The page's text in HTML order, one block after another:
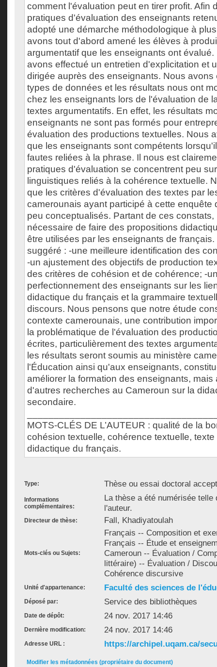
comment l'évaluation peut en tirer profit. Afin
pratiques d'évaluation des enseignants
adopté une démarche méthodologique à
avons tout d'abord amené les élèves à
argumentatif que les enseignants ont
avons effectué un entretien d'explicitation et
dirigée auprès des enseignants. Nous avons
types de données et les résultats nous ont
chez les enseignants lors de l'évaluation de
textes argumentatifs. En effet, les résultats
enseignants ne sont pas formés pour
évaluation des productions textuelles. Nous
que les enseignants sont compétents
fautes reliées à la phrase. Il nous est
pratiques d'évaluation se concentrent peu
linguistiques reliés à la cohérence textuelle.
que les critères d'évaluation des textes par
camerounais ayant participé à cette enquête
peu conceptualisés. Partant de ces
nécessaire de faire des propositions
être utilisées par les enseignants de
suggéré : -une meilleure identification des
-un ajustement des objectifs de production
des critères de cohésion et de cohérence; -
perfectionnement des enseignants sur les
didactique du français et la grammaire
discours. Nous pensons que notre étude
contexte camerounais, une contribution
la problématique de l'évaluation des
écrites, particulièrement des textes
les résultats seront soumis au ministère
l'Éducation ainsi qu'aux enseignants,
améliorer la formation des enseignants, mais
d'autres recherches au Cameroun sur la
secondaire.
MOTS-CLÉS DE L’AUTEUR : qualité de la
cohésion textuelle, cohérence textuelle, texte
didactique du français.
Type: Thèse ou essai doctoral
Informations
complémentaires:
La thèse a été numérisée telle
l'auteur.
Directeur de thèse: Fall, Khadiyatoulah
Mots-clés ou Sujets:
Français -- Composition et
Français -- Étude et
Cameroun -- Évaluation /
littéraire) -- Évaluation /
Cohérence discursive
Unité d'appartenance: Faculté des sciences de
Déposé par: Service des bibliothèques
Date de dépôt: 24 nov. 2017 14:46
Dernière modification: 24 nov. 2017 14:46
Adresse URL : https://archipel.uqam.ca/
Modifier les métadonnées (propriétaire du document)